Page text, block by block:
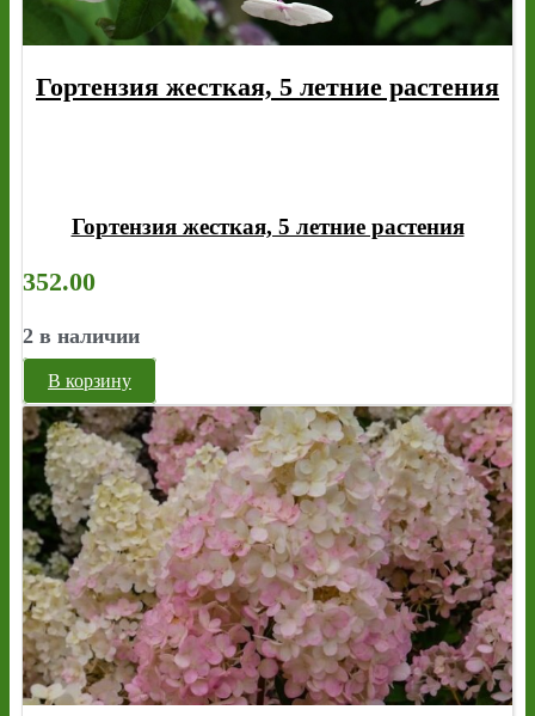
Гортензия жесткая, 5 летние растения
Гортензия жесткая, 5 летние растения
352.00
2 в наличии
В корзину